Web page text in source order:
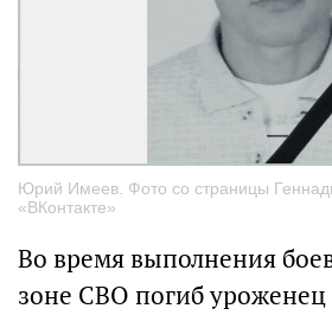
Юрий Имеев. Фото со страницы
«ВКонтакте»
Во время выполнения
зоне СВО погиб